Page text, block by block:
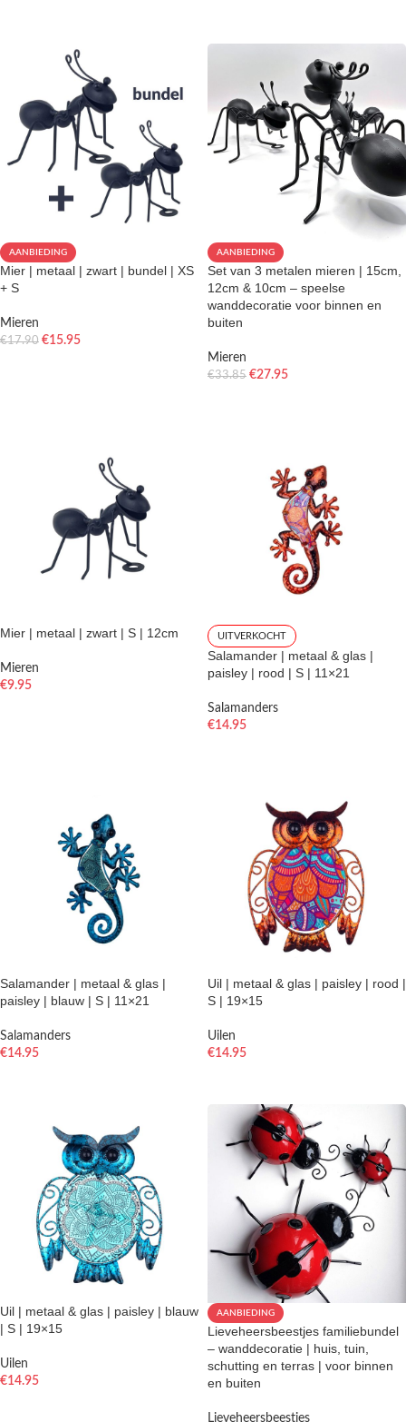
AANBIEDING
Mier | metaal | zwart | bundel | XS
+ S
Mieren
€17.90 €15.95
AANBIEDING
Set van 3 metalen mieren | 15cm,
12cm & 10cm – speelse
wanddecoratie voor binnen en
buiten
Mieren
€33.85 €27.95
Mier | metaal | zwart | S | 12cm
Mieren
€9.95
UITVERKOCHT
Salamander | metaal & glas |
paisley | rood | S | 11×21
Salamanders
€14.95
Salamander | metaal & glas |
paisley | blauw | S | 11×21
Salamanders
€14.95
Uil | metaal & glas | paisley | rood |
S | 19×15
Uilen
€14.95
Uil | metaal & glas | paisley | blauw
| S | 19×15
Uilen
€14.95
AANBIEDING
Lieveheersbeestjes familiebundel
– wanddecoratie | huis, tuin,
schutting en terras | voor binnen
en buiten
Lieveheersbeestjes